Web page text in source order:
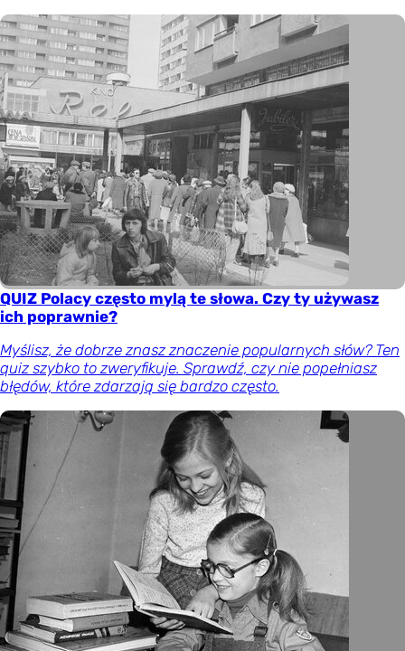
QUIZ Polacy często mylą te słowa. Czy ty używasz
ich poprawnie?
Myślisz, że dobrze znasz znaczenie popularnych słów? Ten
quiz szybko to zweryfikuje. Sprawdź, czy nie popełniasz
błędów, które zdarzają się bardzo często.